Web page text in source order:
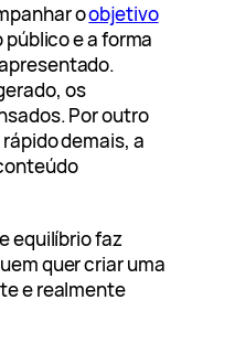
oobjetivo
público e a forma
os
Por outro
demais, a
equilíbrio faz
quer criar uma
e realmente